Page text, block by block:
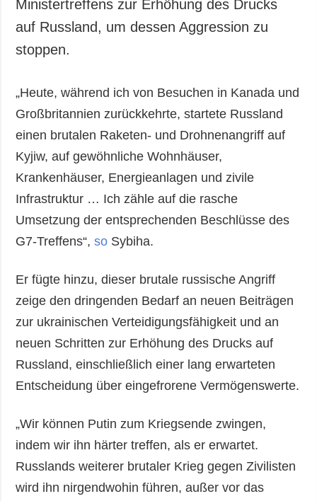
Ministertreffens zur Erhöhung des Drucks
auf Russland, um dessen Aggression zu
stoppen.
„Heute, während ich von Besuchen in Kanada und
Großbritannien zurückkehrte, startete Russland
einen brutalen Raketen- und Drohnenangriff auf
Kyjiw, auf gewöhnliche Wohnhäuser,
Krankenhäuser, Energieanlagen und zivile
Infrastruktur … Ich zähle auf die rasche
Umsetzung der entsprechenden Beschlüsse des
G7-Treffens“,so Sybiha.
Er fügte hinzu, dieser brutale russische Angriff
zeige den dringenden Bedarf an neuen Beiträgen
zur ukrainischen Verteidigungsfähigkeit und an
neuen Schritten zur Erhöhung des Drucks auf
Russland, einschließlich einer lang erwarteten
Entscheidung über eingefrorene Vermögenswerte.
„Wir können Putin zum Kriegsende zwingen,
indem wir ihn härter treffen, als er erwartet.
Russlands weiterer brutaler Krieg gegen Zivilisten
wird ihn nirgendwohin führen, außer vor das